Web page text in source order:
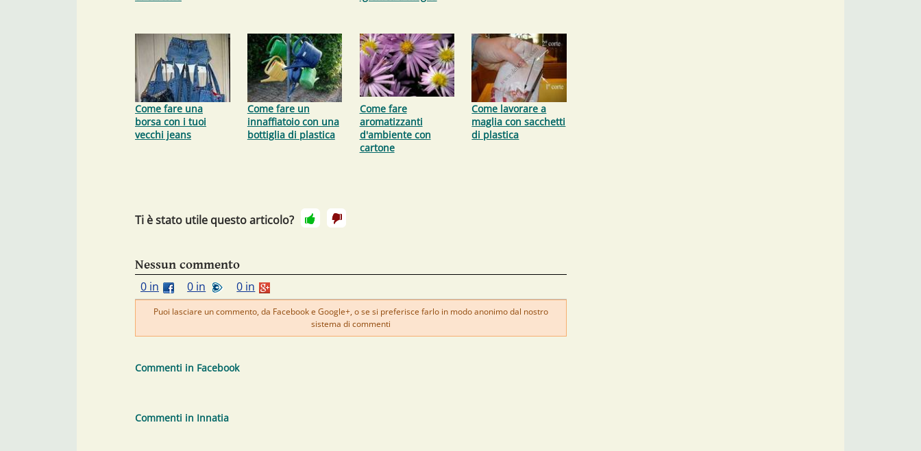
Come fare una
borsa con i tuoi
vecchi jeans
Come fare un
innaffiatoio con una
bottiglia di plastica
Come fare
aromatizzanti
d'ambiente con
cartone
Come lavorare a
maglia con sacchetti
di plastica
Ti è stato utile questo articolo?
Nessun commento
0 in
0 in 0 in
Puoi lasciare un commento, da Facebook e Google+, o se si preferisce farlo in modo anonimo dal nostro
sistema di commenti
Commenti in Facebook
Commenti in Innatia